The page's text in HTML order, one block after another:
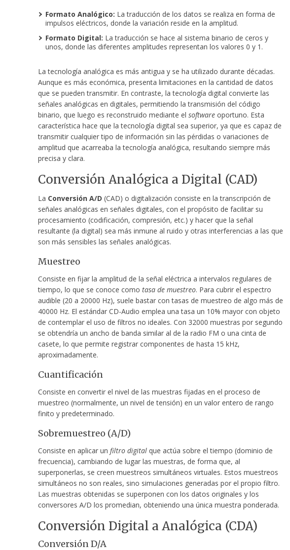
Formato Analógico: La traducción de los datos se realiza en forma de
impulsos eléctricos, donde la variación reside en la amplitud.
Formato Digital: La traducción se hace al sistema binario de ceros y
unos, donde las diferentes amplitudes representan los valores 0 y 1.
La tecnología analógica es más antigua y se ha utilizado durante décadas.
Aunque es más económica, presenta limitaciones en la cantidad de datos
que se pueden transmitir. En contraste, la tecnología digital convierte las
señales analógicas en digitales, permitiendo la transmisión del código
binario, que luego es reconstruido mediante el softwareoportuno. Esta
característica hace que la tecnología digital sea superior, ya que es capaz de
transmitir cualquier tipo de información sin las pérdidas o variaciones de
amplitud que acarreaba la tecnología analógica, resultando siempre más
precisa y clara.
Conversión Analógica a Digital (CAD)
La Conversión A/D (CAD) o digitalización consiste en la transcripción de
señales analógicas en señales digitales, con el propósito de facilitar su
procesamiento (codificación, compresión, etc.) y hacer que la señal
resultante (la digital) sea más inmune al ruido y otras interferencias a las que
son más sensibles las señales analógicas.
Muestreo
Consiste en fijar la amplitud de la señal eléctrica a intervalos regulares de
tiempo, lo que se conoce como tasa de muestreo. Para cubrir el espectro
audible (20 a 20000 Hz), suele bastar con tasas de muestreo de algo más de
40000 Hz. El estándar CD-Audio emplea una tasa un 10% mayor con objeto
de contemplar el uso de filtros no ideales. Con 32000 muestras por segundo
se obtendría un ancho de banda similar al de la radio FM o una cinta de
casete, lo que permite registrar componentes de hasta 15 kHz,
aproximadamente.
Cuantificación
Consiste en convertir el nivel de las muestras fijadas en el proceso de
muestreo (normalmente, un nivel de tensión) en un valor entero de rango
finito y predeterminado.
Sobremuestreo (A/D)
Consiste en aplicar un filtro digitalque actúa sobre el tiempo (dominio de
frecuencia), cambiando de lugar las muestras, de forma que, al
superponerlas, se creen muestreos simultáneos virtuales. Estos muestreos
simultáneos no son reales, sino simulaciones generadas por el propio filtro.
Las muestras obtenidas se superponen con los datos originales y los
conversores A/D los promedian, obteniendo una única muestra ponderada.
Conversión Digital a Analógica (CDA)
Conversión D/A